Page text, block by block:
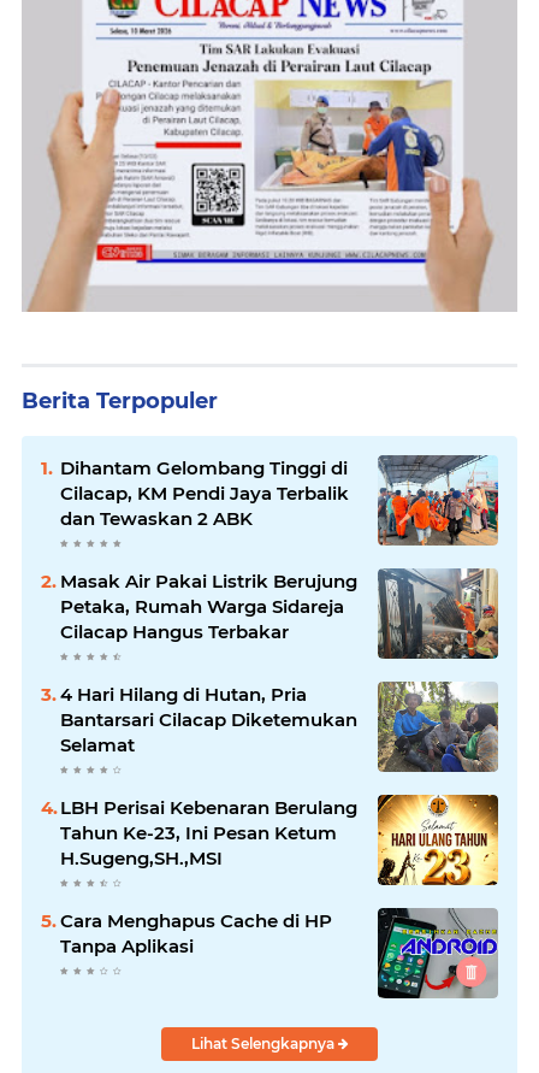
Berita Terpopuler
Dihantam Gelombang Tinggi di
Cilacap, KM Pendi Jaya Terbalik
dan Tewaskan 2 ABK
Masak Air Pakai Listrik Berujung
Petaka, Rumah Warga Sidareja
Cilacap Hangus Terbakar
4 Hari Hilang di Hutan, Pria
Bantarsari Cilacap Diketemukan
Selamat
LBH Perisai Kebenaran Berulang
Tahun Ke-23, Ini Pesan Ketum
H.Sugeng,SH.,MSI
Cara Menghapus Cache di HP
Tanpa Aplikasi
Lihat Selengkapnya